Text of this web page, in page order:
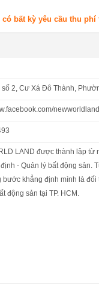
bất kỳ yêu cầu thu phí
2, Cư Xá Đô Thành,
LAND được thành lập
- Quản lý bất động sản.
bước khẳng định mình là đối
động sản tại TP. HCM.